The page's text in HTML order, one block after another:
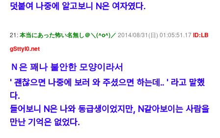
덧붙여 나중에 알고보니 N은 여자였다.
21:本当にあった怖い名無し＠＼(^o^)／ 2014/08/31(日) 01:05:51.17ID:LB
gSttyI0.net
Ｎ은 꽤나 불안한 모양이라서
' 괜찮으면 나중에 보러 와 주셨으면 하는데.. ' 라고 말했
다.
들어보니 N은 나와 동급생이었지만, N같아보이는 사람을
만난 기억은 없었다.